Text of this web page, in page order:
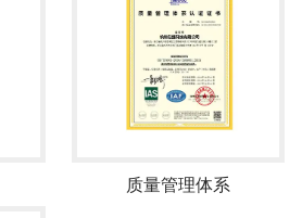
质量管理体系